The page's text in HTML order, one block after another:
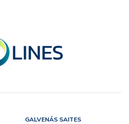
GALVENĀS SAITES